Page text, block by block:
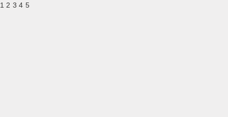
1 2 3 4 5